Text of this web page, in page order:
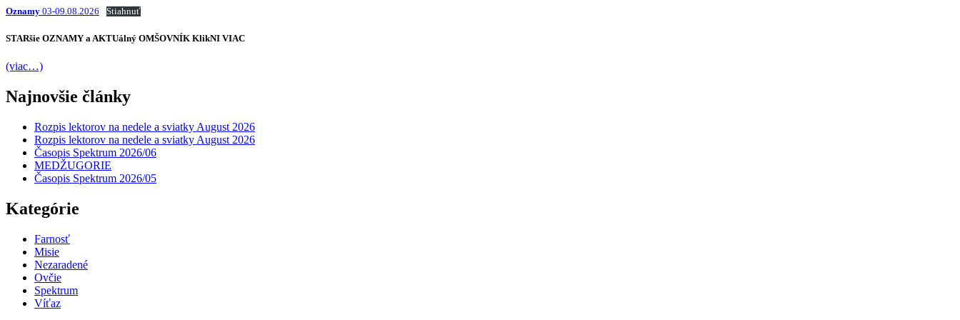
Oznamy 03-09.08.2026 Stiahnuť
STARšie OZNAMY a AKTUálný OMŠOVNÍK KlikNI VIAC
(viac…)
Najnovšie články
Rozpis lektorov na nedele a sviatky August 2026
Rozpis lektorov na nedele a sviatky August 2026
Časopis Spektrum 2026/06
MEDŽUGORIE
Časopis Spektrum 2026/05
Kategórie
Farnosť
Misie
Nezaradené
Ovčie
Spektrum
Víťaz